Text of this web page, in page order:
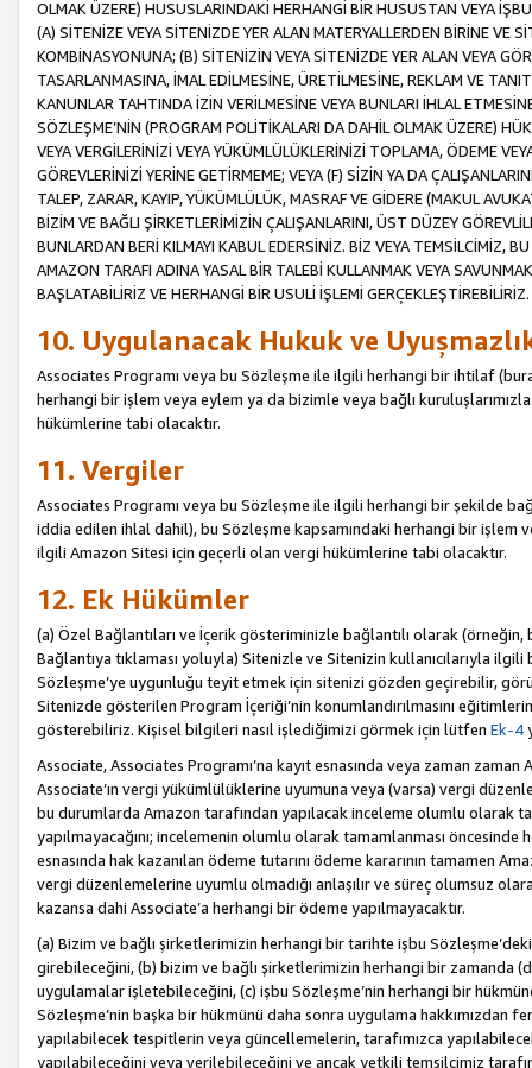
OLMAK ÜZERE) HUSUSLARINDAKİ HERHANGİ BİR HUSUSTAN VEYA
(A) SİTENİZE VEYA SİTENİZDE YER ALAN MATERYALLERDEN BİRİNE VE
KOMBİNASYONUNA; (B) SİTENİZİN VEYA SİTENİZDE YER ALAN VEYA
TASARLANMASINA, İMAL EDİLMESİNE, ÜRETİLMESİNE, REKLAM VE
KANUNLAR TAHTINDA İZİN VERİLMESİNE VEYA BUNLARI İHLAL
SÖZLEŞME’NİN (PROGRAM POLİTİKALARI DA DAHİL OLMAK ÜZERE)
VEYA VERGİLERİNİZİ VEYA YÜKÜMLÜLÜKLERİNİZİ TOPLAMA, ÖDEME
GÖREVLERİNİZİ YERİNE GETİRMEME; VEYA (F) SİZİN YA DA
TALEP, ZARAR, KAYIP, YÜKÜMLÜLÜK, MASRAF VE GİDERE (MAKUL
BİZİM VE BAĞLI ŞİRKETLERİMİZİN ÇALIŞANLARINI, ÜST DÜZEY
BUNLARDAN BERİ KILMAYI KABUL EDERSİNİZ. BİZ VEYA TEMSİLCİMİZ,
AMAZON TARAFI ADINA YASAL BİR TALEBİ KULLANMAK VEYA
BAŞLATABİLİRİZ VE HERHANGİ BİR USULİ İŞLEMİ GERÇEKLEŞTİREBİLİRİZ.
10. Uygulanacak Hukuk ve
Associates Programı veya bu Sözleşme ile ilgili herhangi bir ihtilaf
herhangi bir işlem veya eylem ya da bizimle veya bağlı
hükümlerine tabi olacaktır.
11. Vergiler
Associates Programı veya bu Sözleşme ile ilgili herhangi bir şekilde
iddia edilen ihlal dahil), bu Sözleşme kapsamındaki herhangi bir işlem
ilgili Amazon Sitesi için geçerli olan vergi hükümlerine tabi olacaktır.
12. Ek Hükümler
(a) Özel Bağlantıları ve İçerik gösteriminizle bağlantılı olarak
Bağlantıya tıklaması yoluyla) Sitenizle ve Sitenizin kullanıcılarıyla
Sözleşme’ye uygunluğu teyit etmek için sitenizi gözden geçirebilir,
Sitenizde gösterilen Program İçeriği’nin konumlandırılmasını
gösterebiliriz. Kişisel bilgileri nasıl işlediğimizi görmek için lütfen Ek-4
Associate, Associates Programı’na kayıt esnasında veya zaman
Associate’ın vergi yükümlülüklerine uyumuna veya (varsa) vergi
bu durumlarda Amazon tarafından yapılacak inceleme olumlu olarak
yapılmayacağını; incelemenin olumlu olarak tamamlanması
esnasında hak kazanılan ödeme tutarını ödeme kararının tamamen
vergi düzenlemelerine uyumlu olmadığı anlaşılır ve süreç olumsuz
kazansa dahi Associate’a herhangi bir ödeme yapılmayacaktır.
(a) Bizim ve bağlı şirketlerimizin herhangi bir tarihte işbu
girebileceğini, (b) bizim ve bağlı şirketlerimizin herhangi bir zamanda
uygulamalar işletebileceğini, (c) işbu Sözleşme’nin herhangi bir
Sözleşme’nin başka bir hükmünü daha sonra uygulama hakkımızdan
yapılabilecek tespitlerin veya güncellemelerin, tarafımızca
yapılabileceğini veya verilebileceğini ve ancak yetkili temsilcimiz